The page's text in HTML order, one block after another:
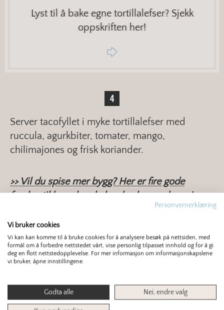
Lyst til å bake egne tortillalefser? Sjekk
oppskriften her!
Server tacofyllet i myke tortillalefser med
ruccula, agurkbiter, tomater, mango,
chilimajones og frisk koriander.
>> Vil du spise mer bygg? Her er fire gode
forslag til hvordan du kan bruke mer bygg i
Finn mer om samme tema:
Personvernerklæring
Vi bruker cookies
Vi kan kan komme til å bruke cookies for å analysere besøk på nettsiden, med
formål om å forbedre nettstedet vårt, vise personlig tilpasset innhold og for å gi
deg en flott nettstedopplevelse. For mer informasjon om informasjonskapslene
vi bruker, åpne innstillingene.
Godta alle Nei, endre valg